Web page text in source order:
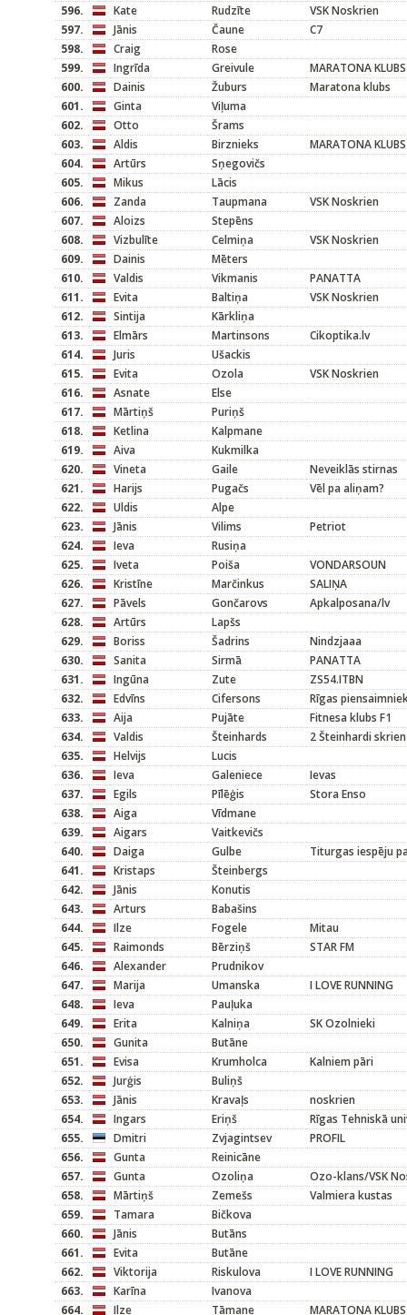
596.
Kate Rudzīte
VSK Noskrien
597.
Jānis Čaune
C7
598.
Craig
Rose
599.
Ingrīda Greivule
MARATONA KLUBS
600.
Dainis Žuburs
Maratona klubs
601.
Ginta
Viļuma
602.
Otto
Šrams
603.
Aldis Birznieks
MARATONA KLUBS
604.
Artūrs
Sņegovičs
605.
Mikus
Lācis
606.
Zanda Taupmana
VSK Noskrien
607.
Aloizs
Stepēns
608.
Vizbulīte Celmiņa
VSK Noskrien
609.
Dainis
Mēters
610.
Valdis Vikmanis
PANATTA
611.
Evita Baltiņa
VSK Noskrien
612.
Sintija
Kārkliņa
613.
Elmārs Martinsons
Cikoptika.lv
614.
Juris
Ušackis
615.
Evita Ozola
VSK Noskrien
616.
Asnate
Else
617.
Mārtiņš
Puriņš
618.
Ketlina
Kalpmane
619.
Aiva
Kukmilka
620.
Vineta Gaile
Neveiklās stirnas
621.
Harijs Pugačs
Vēl pa aliņam?
622.
Uldis
Alpe
623.
Jānis Vilims
Petriot
624.
Ieva
Rusiņa
625.
Iveta Poiša
VONDARSOUN
626.
Kristīne Marčinkus
SALIŅA
627.
Pāvels Gončarovs
Apkalposana/lv
628.
Artūrs
Lapšs
629.
Boriss Šadrins
Nindzjaaa
630.
Sanita Sirmā
PANATTA
631.
Ingūna Zute
ZS54.ITBN
632.
Edvīns Cifersons
Rīgas
633.
Aija Pujāte
Fitnesa klubs F1
634.
Valdis Šteinhards
2 Šteinhardi skrien
635.
Helvijs
Lucis
636.
Ieva Galeniece
Ievas
637.
Egils Pīlēģis
Stora Enso
638.
Aiga
Vīdmane
639.
Aigars
Vaitkevičs
640.
Daiga Gulbe
Titurgas iespēju
641.
Kristaps
Šteinbergs
642.
Jānis
Konutis
643.
Arturs
Babašins
644.
Ilze Fogele
Mitau
645.
Raimonds Bērziņš
STAR FM
646.
Alexander
Prudnikov
647.
Marija Umanska
I LOVE RUNNING
648.
Ieva
Pauļuka
649.
Erita Kalniņa
SK Ozolnieki
650.
Gunita
Butāne
651.
Evisa Krumholca
Kalniem pāri
652.
Jurģis
Buliņš
653.
Jānis Kravaļs
noskrien
654.
Ingars Eriņš
Rīgas Tehniskā
655.
Dmitri Zvjagintsev
PROFIL
656.
Gunta
Reinicāne
657.
Gunta Ozoliņa
Ozo-klans/VSK
658.
Mārtiņš Zemešs
Valmiera kustas
659.
Tamara
Bičkova
660.
Jānis
Butāns
661.
Evita
Butāne
662.
Viktorija Riskulova
I LOVE RUNNING
663.
Karīna
Ivanova
664.
Ilze Tāmane MARATONA KLUBS